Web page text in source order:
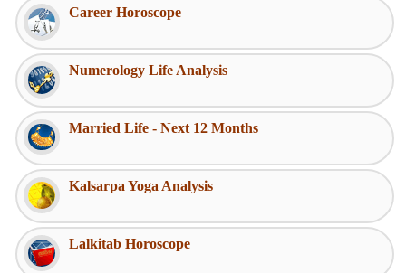
Career Horoscope
Numerology Life Analysis
Married Life - Next 12 Months
Kalsarpa Yoga Analysis
Lalkitab Horoscope